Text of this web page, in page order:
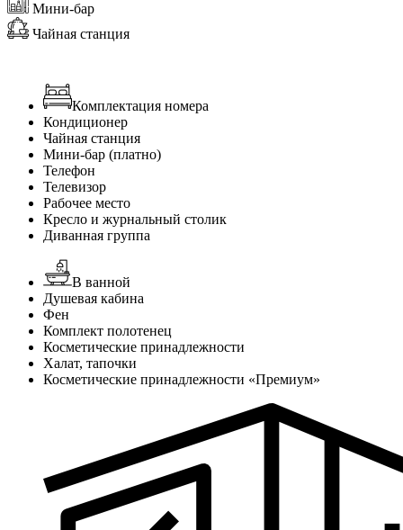
Мини-бар
Чайная станция
Комплектация номера
Кондиционер
Чайная станция
Мини-бар (платно)
Телефон
Телевизор
Рабочее место
Кресло и журнальный столик
Диванная группа
В ванной
Душевая кабина
Фен
Комплект полотенец
Косметические принадлежности
Халат, тапочки
Косметические принадлежности «Премиум»